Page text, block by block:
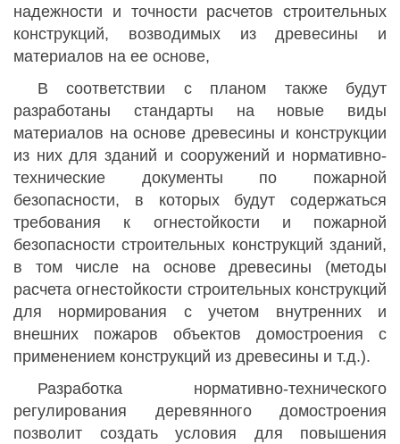
надежности и точности расчетов строительных
конструкций, возводимых из древесины и
материалов на ее основе,
В соответствии с планом также будут
разработаны стандарты на новые виды
материалов на основе древесины и конструкции
из них для зданий и сооружений и нормативно-
технические документы по пожарной
безопасности, в которых будут содержаться
требования к огнестойкости и пожарной
безопасности строительных конструкций зданий,
в том числе на основе древесины (методы
расчета огнестойкости строительных конструкций
для нормирования с учетом внутренних и
внешних пожаров объектов домостроения с
применением конструкций из древесины и т.д.).
Разработка нормативно-технического
регулирования деревянного домостроения
позволит создать условия для повышения